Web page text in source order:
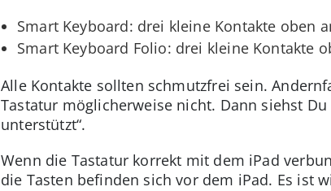
Smart Keyboard: drei kleine Kontakte oben
Smart Keyboard Folio: drei kleine Kontakte
Alle Kontakte sollten schmutzfrei sein.
Tastatur möglicherweise nicht. Dann siehst
unterstützt“.
Wenn die Tastatur korrekt mit dem iPad
die Tasten befinden sich vor dem iPad. Es ist